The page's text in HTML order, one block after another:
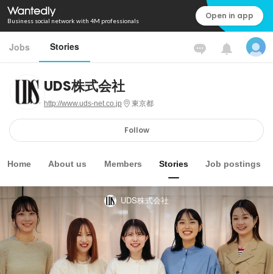
Business social network with 4M professionals Open in app
Jobs Stories
UDS株式会社
http://www.uds-net.co.jp 東京都
Follow
Home About us Members Stories Job postings
UDS株式会社